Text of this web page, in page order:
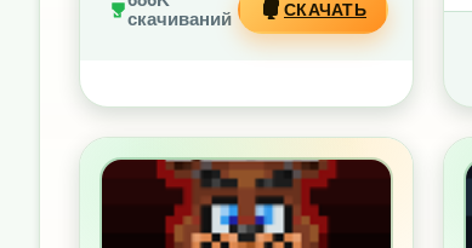
скачиваний
СКАЧАТЬ
БЕЗ РЕКЛАМЫ